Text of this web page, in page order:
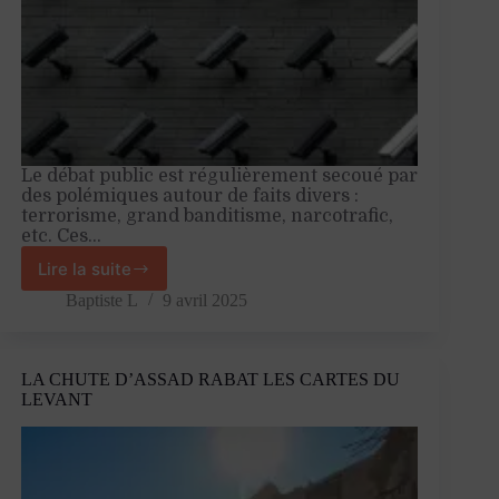
Le débat public est régulièrement secoué par
des polémiques autour de faits divers :
terrorisme, grand banditisme, narcotrafic,
etc. Ces…
Lire la suite
Souriez,
l’État
Baptiste L 9 avril 2025
LA CHUTE D’ASSAD RABAT LES CARTES DU
LEVANT